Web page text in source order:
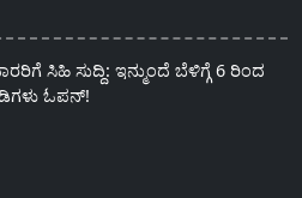
ಸಿಹಿ ಸುದ್ದಿ: ಇನ್ಮುಂದೆ ಬೆಳಿಗ್ಗೆ 6 ರಿಂದ
ಓಪನ್!